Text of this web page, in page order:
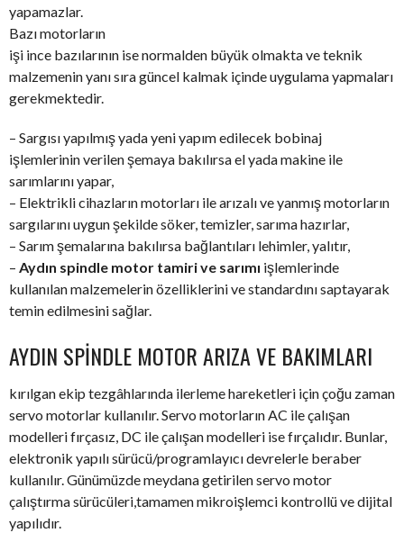
yapamazlar.
Bazı motorların
işi ince bazılarının ise normalden büyük olmakta ve teknik
malzemenin yanı sıra güncel kalmak içinde uygulama yapmaları
gerekmektedir.
– Sargısı yapılmış yada yeni yapım edilecek bobinaj
işlemlerinin verilen şemaya bakılırsa el yada makine ile
sarımlarını yapar,
– Elektrikli cihazların motorları ile arızalı ve yanmış motorların
sargılarını uygun şekilde söker, temizler, sarıma hazırlar,
– Sarım şemalarına bakılırsa bağlantıları lehimler, yalıtır,
– Aydın spindle motor tamiri ve sarımı işlemlerinde
kullanılan malzemelerin özelliklerini ve standardını saptayarak
temin edilmesini sağlar.
AYDIN SPINDLE MOTOR ARIZA VE BAKIMLARI
kırılgan ekip tezgâhlarında ilerleme hareketleri için çoğu zaman
servo motorlar kullanılır. Servo motorların AC ile çalışan
modelleri fırçasız, DC ile çalışan modelleri ise fırçalıdır. Bunlar,
elektronik yapılı sürücü/programlayıcı devrelerle beraber
kullanılır. Günümüzde meydana getirilen servo motor
çalıştırma sürücüleri,tamamen mikroişlemci kontrollü ve dijital
yapılıdır.